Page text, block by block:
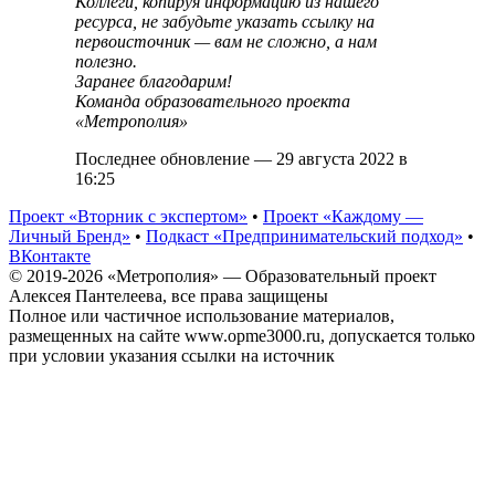
ресурса, не забудьте указать ссылку на
первоисточник — вам не сложно, а нам
полезно.
Заранее благодарим!
Команда образовательного проекта
«Метрополия»
Последнее обновление — 29 августа 2022 в
16:25
Проект «Вторник с экспертом» • Проект «Каждому —
Личный Бренд» • Подкаст «Предпринимательский подход» •
ВКонтакте
© 2019-2026 «Метрополия» — Образовательный проект
Алексея Пантелеева, все права защищены
Полное или частичное использование материалов,
размещенных на сайте www.opme3000.ru, допускается только
при условии указания ссылки на источник